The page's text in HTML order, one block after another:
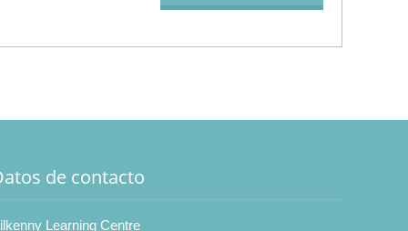
de contacto
Learning Centre